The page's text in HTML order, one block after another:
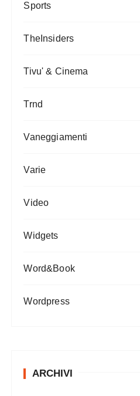
Sports
TheInsiders
Tivu' & Cinema
Trnd
Vaneggiamenti
Varie
Video
Widgets
Word&Book
Wordpress
ARCHIVI